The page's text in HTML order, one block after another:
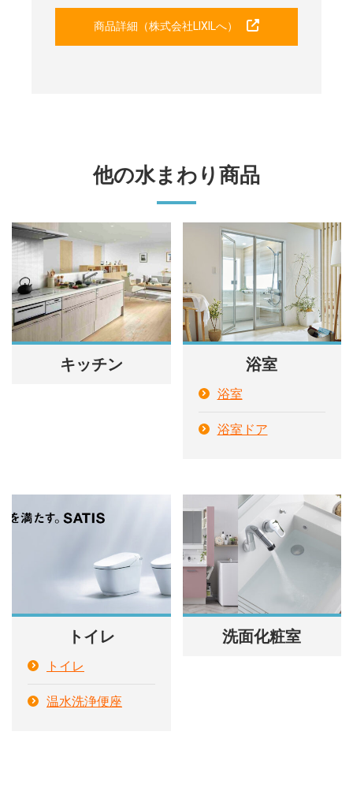
商品詳細（株式会社LIXILへ）
他の水まわり商品
キッチン 浴室
浴室
浴室ドア
トイレ
トイレ
温水洗浄便座
洗面化粧室